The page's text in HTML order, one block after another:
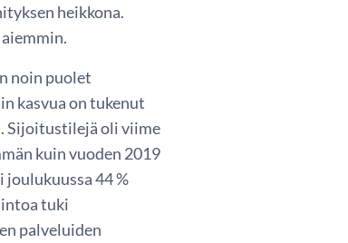
heikkona.
noin puolet
kasvua on tukenut
Sijoitustilejä oli viime
kuin vuoden 2019
joulukuussa 44 %
tuki
palveluiden